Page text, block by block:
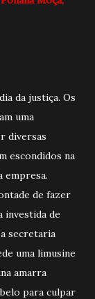
da justiça. Os
uma
diversas
escondidos na
empresa.
de fazer
investida de
secretaria
uma limusine
amarra
para culpar